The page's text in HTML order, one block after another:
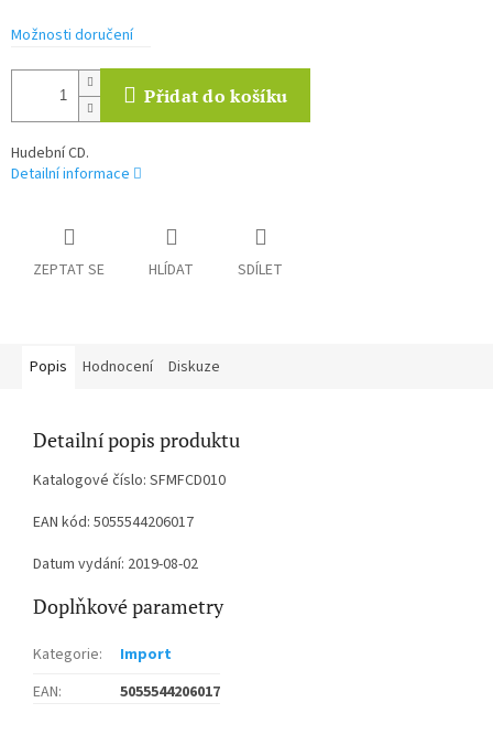
Možnosti doručení
Přidat do košíku
Hudební CD.
Detailní informace
ZEPTAT SE HLÍDAT SDÍLET
Popis Hodnocení Diskuze
Detailní popis produktu
Katalogové číslo: SFMFCD010
EAN kód: 5055544206017
Datum vydání: 2019-08-02
Doplňkové parametry
Kategorie:
Import
EAN: 5055544206017